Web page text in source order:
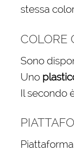
stessa
COLORE
Sono
Uno
Il secondo